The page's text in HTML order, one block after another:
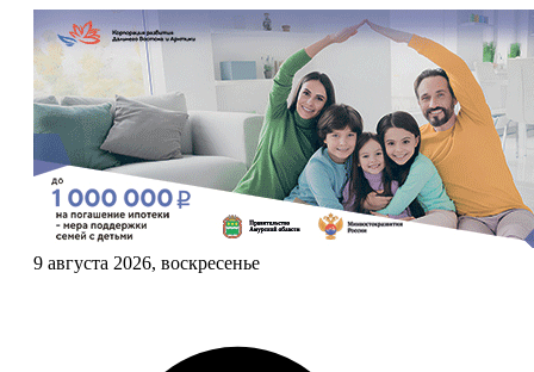
9 августа 2026, воскресенье